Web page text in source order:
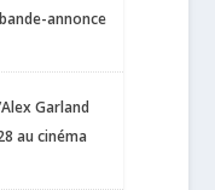
annonce
Garland
au cinéma